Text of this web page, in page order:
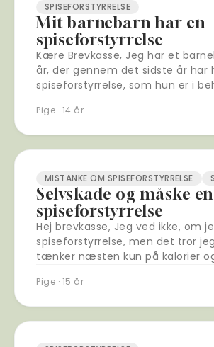
SPISEFORSTYRRELSE
Mit barnebarn har en
spiseforstyrrelse
Kære Brevkasse, Jeg har et
år, der gennem det sidste år har
spiseforstyrrelse, som hun er i
Pige · 14 år
MISTANKE OM SPISEFORSTYRRELSE
Selvskade og måske en
spiseforstyrrelse
Hej brevkasse, Jeg ved ikke, om
spiseforstyrrelse, men det tror
tænker næsten kun på kalorier
Pige · 15 år